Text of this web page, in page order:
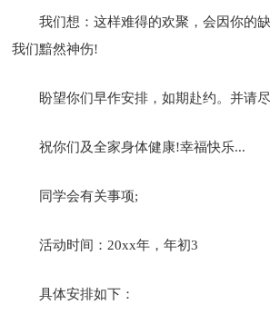
我们想：这样难得的欢聚，会因你的
我们黯然神伤!
盼望你们早作安排，如期赴约。并请
祝你们及全家身体健康!幸福快乐...
同学会有关事项;
活动时间：20xx年，年初3
具体安排如下：